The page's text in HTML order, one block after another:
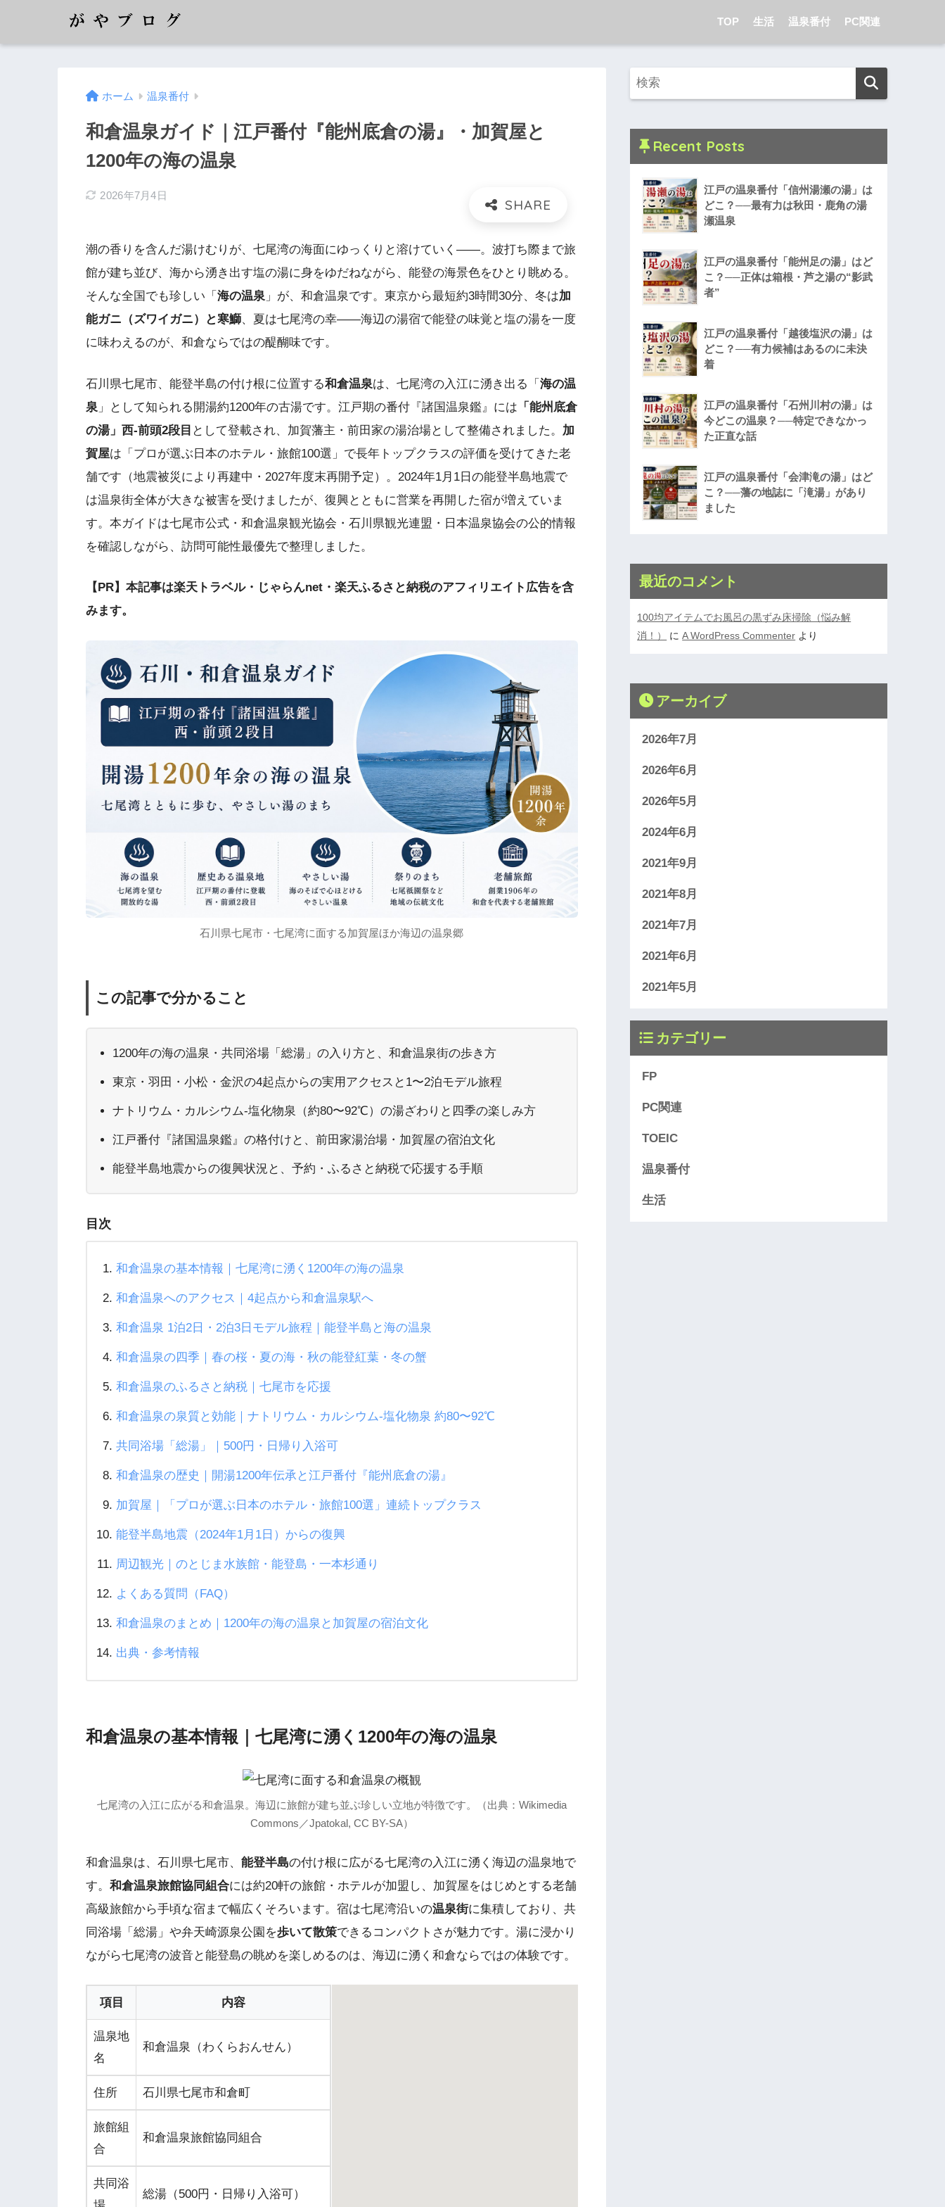
TOP 生活 温泉番付 PC関連
ホーム 温泉番付
和倉温泉ガイド｜江戸番付『能州底倉の湯』・加賀屋と
1200年の海の温泉
2026年7月4日
潮の香りを含んだ湯けむりが、七尾湾の海面にゆっくりと溶けていく——。波打ち際まで旅
館が建ち並び、海から湧き出す塩の湯に身をゆだねながら、能登の海景色をひとり眺める。
そんな全国でも珍しい「 海の温泉 」が、和倉温泉です。東京から最短約3時間30分、冬は加
能ガニ（ズワイガニ）と寒鰤、夏は七尾湾の幸——海辺の湯宿で能登の味覚と塩の湯を一度
に味わえるのが、和倉ならではの醍醐味です。
石川県七尾市、能登半島の付け根に位置する和倉温泉は、七尾湾の入江に湧き出る「 海の温
泉 」として知られる開湯約1200年の古湯です。江戸期の番付『諸国温泉鑑』には 「能州底倉
の湯」西-前頭2段目 として登載され、加賀藩主・前田家の湯治場として整備されました。 加
賀屋は「プロが選ぶ日本のホテル・旅館100選」で長年トップクラスの評価を受けてきた老
舗です（地震被災により再建中・2027年度末再開予定）。2024年1月1日の能登半島地震で
は温泉街全体が大きな被害を受けましたが、復興とともに営業を再開した宿が増えていま
す。本ガイドは七尾市公式・和倉温泉観光協会・石川県観光連盟・日本温泉協会の公的情報
を確認しながら、訪問可能性最優先で整理しました。
【PR】本記事は楽天トラベル・じゃらんnet・楽天ふるさと納税のアフィリエイト広告を含
みます。
石川県七尾市・七尾湾に面する加賀屋ほか海辺の温泉郷
この記事で分かること
1200年の海の温泉・共同浴場「総湯」の入り方と、和倉温泉街の歩き方
東京・羽田・小松・金沢の4起点からの実用アクセスと1〜2泊モデル旅程
ナトリウム・カルシウム-塩化物泉（約80〜92℃）の湯ざわりと四季の楽しみ方
江戸番付『諸国温泉鑑』の格付けと、前田家湯治場・加賀屋の宿泊文化
能登半島地震からの復興状況と、予約・ふるさと納税で応援する手順
目次
和倉温泉の基本情報｜七尾湾に湧く1200年の海の温泉
和倉温泉へのアクセス｜4起点から和倉温泉駅へ
和倉温泉 1泊2日・2泊3日モデル旅程｜能登半島と海の温泉
和倉温泉の四季｜春の桜・夏の海・秋の能登紅葉・冬の蟹
和倉温泉のふるさと納税｜七尾市を応援
和倉温泉の泉質と効能｜ナトリウム・カルシウム-塩化物泉 約80〜92℃
共同浴場「総湯」｜500円・日帰り入浴可
和倉温泉の歴史｜開湯1200年伝承と江戸番付『能州底倉の湯』
加賀屋｜「プロが選ぶ日本のホテル・旅館100選」連続トップクラス
能登半島地震（2024年1月1日）からの復興
周辺観光｜のとじま水族館・能登島・一本杉通り
よくある質問（FAQ）
和倉温泉のまとめ｜1200年の海の温泉と加賀屋の宿泊文化
出典・参考情報
和倉温泉の基本情報｜七尾湾に湧く1200年の海の温泉
七尾湾の入江に広がる和倉温泉。海辺に旅館が建ち並ぶ珍しい立地が特徴です。（出典：Wikimedia
Commons／Jpatokal, CC BY-SA）
和倉温泉は、石川県七尾市、 能登半島の付け根に広がる七尾湾の入江に湧く海辺の温泉地で
す。 和倉温泉旅館協同組合には約20軒の旅館・ホテルが加盟し、加賀屋をはじめとする老舗
高級旅館から手頃な宿まで幅広くそろいます。宿は七尾湾沿いの温泉街に集積しており、共
同浴場「総湯」や弁天崎源泉公園を歩いて散策できるコンパクトさが魅力です。湯に浸かり
ながら七尾湾の波音と能登島の眺めを楽しめるのは、海辺に湧く和倉ならではの体験です。
項目 内容
温泉地
名
和倉温泉（わくらおんせん）
住所 石川県七尾市和倉町
旅館組
合
和倉温泉旅館協同組合
共同浴
総湯（500円・日帰り入浴可）
Recent Posts
江戸の温泉番付「信州湯瀬の湯」は
どこ？──最有力は秋田・鹿角の湯
瀬温泉
江戸の温泉番付「能州足の湯」はど
こ？──正体は箱根・芦之湯の“影武
者”
江戸の温泉番付「越後塩沢の湯」は
どこ？──有力候補はあるのに未決
着
江戸の温泉番付「石州川村の湯」は
今どこの温泉？──特定できなかっ
た正直な話
江戸の温泉番付「会津滝の湯」はど
こ？──藩の地誌に「滝湯」があり
ました
最近のコメント
100均アイテムでお風呂の黒ずみ床掃除（悩み解
消！）
にA WordPress Commenter より
アーカイブ
2026年7月
2026年6月
2026年5月
2024年6月
2021年9月
2021年8月
2021年7月
2021年6月
2021年5月
カテゴリー
FP
PC関連
TOEIC
温泉番付
生活